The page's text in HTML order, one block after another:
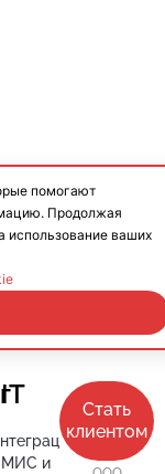
IT
МИС и
Стать
клиентом
помогают
Продолжая
использование ваших